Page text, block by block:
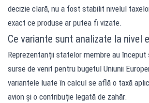
decizie clară, nu a fost stabilit nivelul
exact ce produse ar putea fi vizate.
Ce variante sunt analizate la nivel
Reprezentanții statelor membre au început
surse de venit pentru bugetul Uniunii
variantele luate în calcul se află o taxă
avion și o contribuție legată de zahăr.